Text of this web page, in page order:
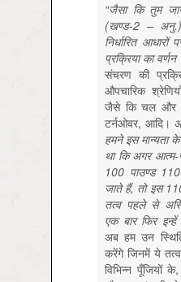
“जैसा कि तुम
(खण्ड-2 –
निर्धारित
प्रक्रिया का
संचरण की
औपचारिक
जैसे किचलऔर
टर्नओवर, आदि।
हमने इस मान्यता
था कि अगर आत्म-
100 पाउण्ड
जाते हैं, तो इस
तत्व पहले से
एक बार फिर इन्हें
अबहमउन
करेंगेजिनमेंयेतत्व
विभिन्न पूँजियों के,